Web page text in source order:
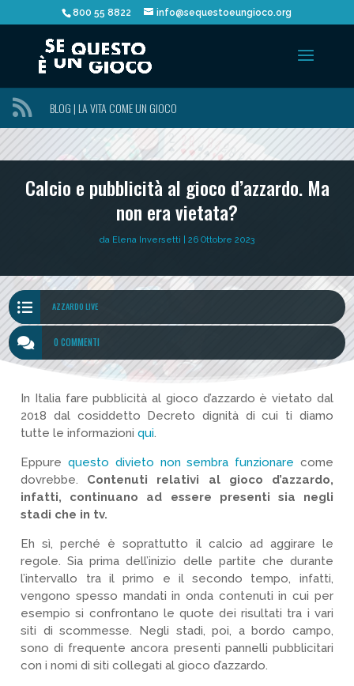
800 55 8822 info@sequestoeungioco.org
 BLOG | LA VITA COME UN GIOCO
Calcio e pubblicità al gioco d’azzardo. Ma
non era vietata?
da Elena Inversetti 26 Ottobre 2023
 AZZARDO LIVE
 0 COMMENTI
In Italia fare pubblicità al gioco d’azzardo è vietato dal
2018 dal cosiddetto Decreto dignità di cui ti diamo
tutte le informazioniqui
Eppure questo divieto non sembra funzionare come
dovrebbe. Contenuti relativi al gioco d’azzardo,
infatti, continuano ad essere presenti sia negli
stadi che in tv.
Eh sì, perché è soprattutto il calcio ad aggirare le
regole. Sia prima dell’inizio delle partite che durante
l’intervallo tra il primo e il secondo tempo, infatti,
vengono spesso mandati in onda contenuti in cui per
esempio si confrontano le quote dei risultati tra i vari
siti di scommesse. Negli stadi, poi, a bordo campo,
sono di frequente ancora presenti pannelli pubblicitari
con i nomi di siti collegati al gioco d’azzardo.